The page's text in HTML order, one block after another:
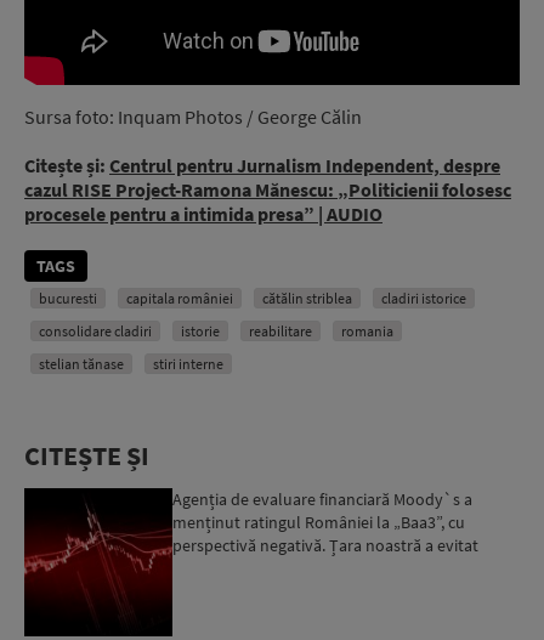
Sursa foto: Inquam Photos / George Călin
Citește și: Centrul pentru Jurnalism Independent, despre
cazul RISE Project-Ramona Mănescu: „Politicienii folosesc
procesele pentru a intimida presa” | AUDIO
TAGS
bucuresti capitala româniei cătălin striblea
cladiri istorice
consolidare cladiri
istorie reabilitare
romania
stelian tănase
stiri interne
CITEȘTE ȘI
Agenția de evaluare financiară Moody`s a
menținut ratingul României la „Baa3”, cu
perspectivă negativă. Țara noastră a evitat